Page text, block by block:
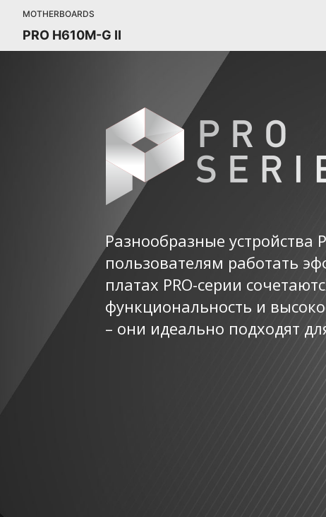
MOTHERBOARDS
PRO H610M-G II
Разнообразные устройства
пользователям работать
платах PRO-серии
функциональность и
– они идеально подходят